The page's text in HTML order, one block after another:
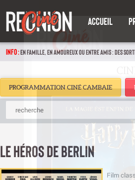
ACCUEIL
INFO :EN FAMILLE, EN AMOUREUX OU ENTRE AMIS : DES
PROGRAMMATION CINÉ CAMBAIE
LE HÉROS DE BERLIN
Film